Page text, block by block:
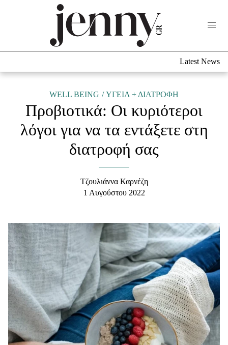
Culture
Fashion
Shopping
Beauty - Ομορφιά
Μαλλιά - Νύχια
Μακιγιάζ
Beauty News
Well being
Ψυχολογία
Υγεία + Διατροφή
Σχέσεις & Σεξ
Fitness
Latest News
WELL BEING ΥΓΕΙΑ + ΔΙΑΤΡΟΦΗ
Προβιοτικά: Οι κυριότεροι
λόγοι για να τα εντάξετε στη
διατροφή σας
Τζουλιάννα Καρνέζη
1 Αυγούστου 2022